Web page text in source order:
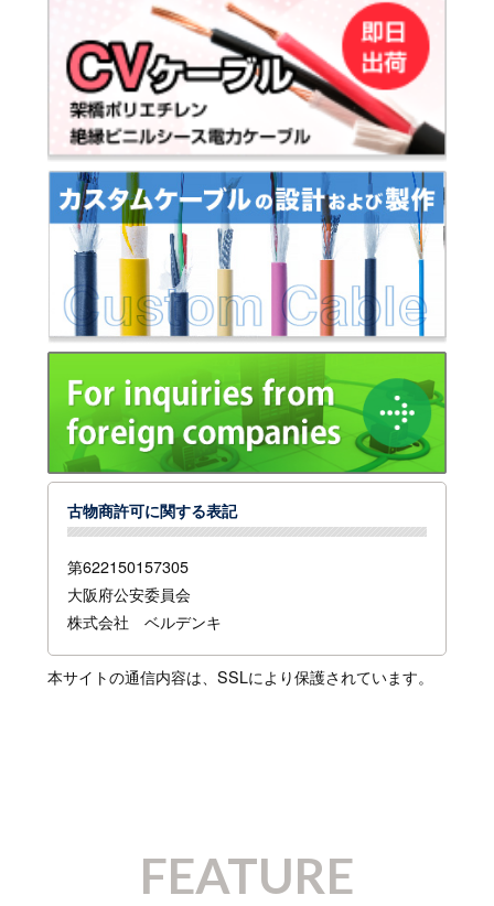
古物商許可に関する表記
第622150157305
大阪府公安委員会
株式会社 ベルデンキ
本サイトの通信内容は、SSLにより保護されています。
FEATURE